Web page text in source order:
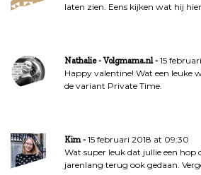
laten zien. Eens kijken wat hij
Nathalie - Volgmama.nl
15
Happy valentine! Wat een leuke
de variant Private Time.
Kim
15 februari 2018 at 09:30
Wat super leuk dat jullie een hop
jarenlang terug ook gedaan.